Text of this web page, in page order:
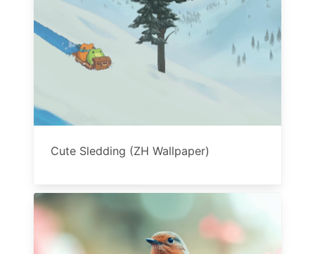
Cute Sledding (ZH Wallpaper)